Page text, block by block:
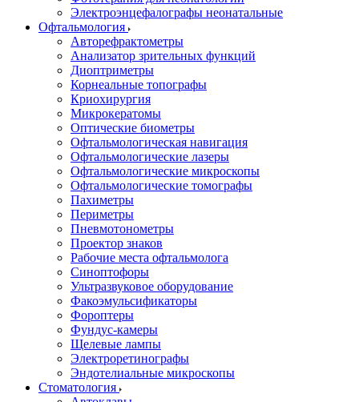
Электроэнцефалографы неонатальные
Офтальмология
Авторефрактометры
Анализатор зрительных функций
Диоптриметры
Корнеальные топографы
Криохирургия
Микрокератомы
Оптические биометры
Офтальмологическая навигация
Офтальмологические лазеры
Офтальмологические микроскопы
Офтальмологические томографы
Пахиметры
Периметры
Пневмотонометры
Проектор знаков
Рабочие места офтальмолога
Синоптофоры
Ультразвуковое оборудование
Факоэмульсификаторы
Фороптеры
Фундус-камеры
Щелевые лампы
Электроретинографы
Эндотелиальные микроскопы
Стоматология